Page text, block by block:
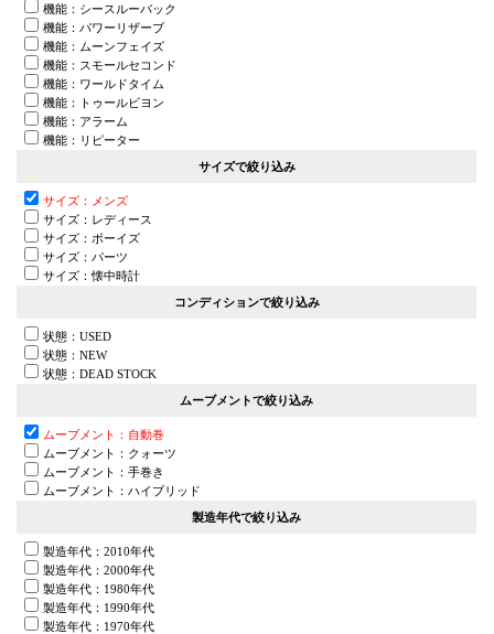
機能：シースルーバック
機能：パワーリザーブ
機能：ムーンフェイズ
機能：スモールセコンド
機能：ワールドタイム
機能：トゥールビヨン
機能：アラーム
機能：リピーター
サイズで絞り込み
サイズ：メンズ
サイズ：レディース
サイズ：ボーイズ
サイズ：パーツ
サイズ：懐中時計
コンディションで絞り込み
状態：USED
状態：NEW
状態：DEAD STOCK
ムーブメントで絞り込み
ムーブメント：自動巻
ムーブメント：クォーツ
ムーブメント：手巻き
ムーブメント：ハイブリッド
製造年代で絞り込み
製造年代：2010年代
製造年代：2000年代
製造年代：1980年代
製造年代：1990年代
製造年代：1970年代